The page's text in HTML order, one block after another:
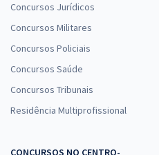
Concursos Jurídicos
Concursos Militares
Concursos Policiais
Concursos Saúde
Concursos Tribunais
Residência Multiprofissional
CONCURSOS NO CENTRO-